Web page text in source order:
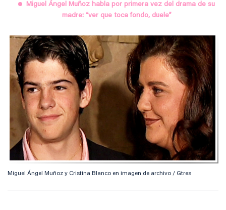
Miguel Ángel Muñoz habla por primera vez del drama de su
madre: “ver que toca fondo, duele”
Miguel Ángel Muñoz y Cristina Blanco en imagen de archivo / Gtres